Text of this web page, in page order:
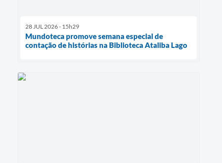
28 JUL 2026 - 15h29
Mundoteca promove semana especial de
contação de histórias na Biblioteca Ataliba Lago